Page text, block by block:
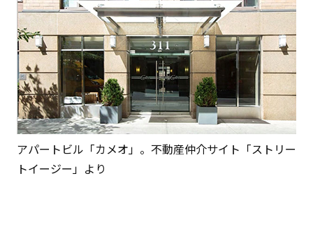
アパートビル「カメオ」。不動産仲介サイト「ストリー
トイージー」より